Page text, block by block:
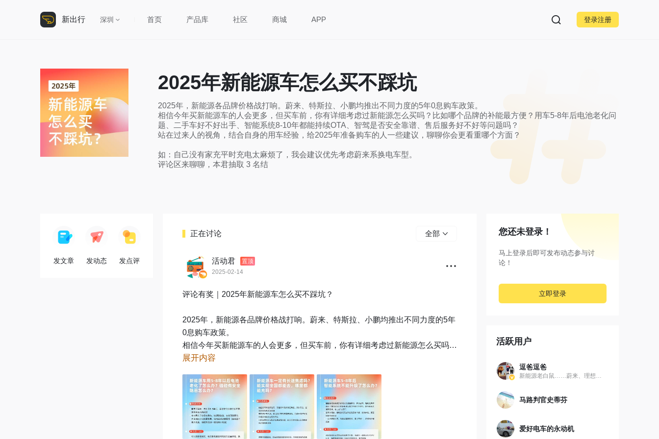
新出行 深圳 首页 产品库 社区 商城 APP 登录注册
2025年新能源车怎么买不踩坑
2025年，新能源各品牌价格战打响。蔚来、特斯拉、小鹏均推出不同力度的5年0息购车政策。
相信今年买新能源车的人会更多，但买车前，你有详细考虑过新能源怎么买吗？比如哪个品牌的补能最方便？用车5-8年后电池老化问
题、二手车好不好出手、智能系统8-10年都能持续OTA、智驾是否安全靠谱、售后服务好不好等问题吗？
站在过来人的视角，结合自身的用车经验，给2025年准备购车的人一些建议，聊聊你会更看重哪个方面？
如：自己没有家充平时充电太麻烦了，我会建议优先考虑蔚来系换电车型。
评论区来聊聊，本君抽取 3 名结
发文章 发动态 发点评
正在讨论 全部
活动君
置顶
2025-02-14
评论有奖｜2025年新能源车怎么买不踩坑？
2025年，新能源各品牌价格战打响。蔚来、特斯拉、小鹏均推出不同力度的5年
0息购车政策。
相信今年买新能源车的人会更多，但买车前，你有详细考虑过新能源怎么买吗？
比如哪个品牌的补能最方便？用车5-8年后电池老化问题、二手车好不好出手、
站在过来人的视角，结合自身的用车经验，给2025年准备购车的人一些建议，
聊聊你会更看重哪个方面？
如：自己没有家充平时充电太麻烦了，我会建议优先考虑蔚来系换电车型。
评论区来聊聊，本君抽取 3 名结合自身情况发表优质观点的用户，送出「倍思
展开内容
您还未登录！
马上登录后即可发布动态参与讨
论！
立即登录
活跃用户
逗爸逗爸
新能源老白鼠……蔚来、理想、岚图
马路判官史蒂芬
爱好电车的永动机